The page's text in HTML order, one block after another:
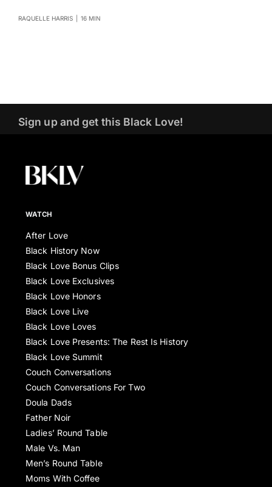
RAQUELLE HARRIS 16 MIN
Sign up and get this Black Love!
WATCH
After Love
Black History Now
Black Love Bonus Clips
Black Love Exclusives
Black Love Honors
Black Love Live
Black Love Loves
Black Love Presents: The Rest Is History
Black Love Summit
Couch Conversations
Couch Conversations For Two
Doula Dads
Father Noir
Ladies’ Round Table
Male Vs. Man
Men’s Round Table
Moms With Coffee